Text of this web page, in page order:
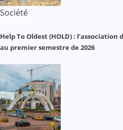
Société
Help To Oldest (HOLD) :
au premier semestre de 2026